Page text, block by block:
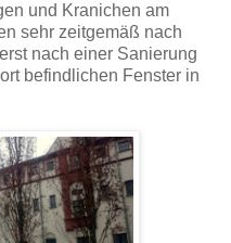
und Kranichen am
sehr zeitgemäß nach
nach einer Sanierung
befindlichen Fenster in